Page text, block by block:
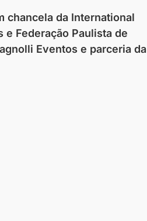
chancela da International
Federação Paulista de
Eventos e parceria da